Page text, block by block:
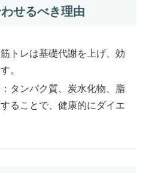
せるべき理由
トレは基礎代謝を上げ、効
。
：タンパク質、炭水化物、脂
ることで、健康的にダイエ